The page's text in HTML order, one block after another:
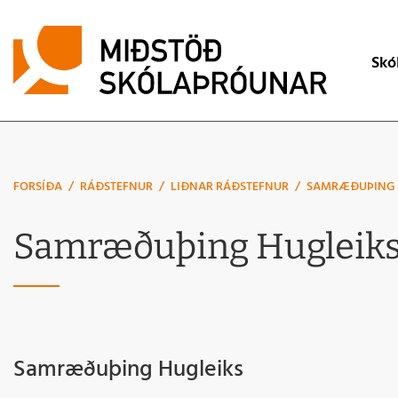
Úttektir
FORSÍÐA / RÁÐSTEFNUR / LIÐNAR RÁÐSTEFNUR / SAMRÆÐUÞING
Samræðuþing
Samræðuþing Hugleiks